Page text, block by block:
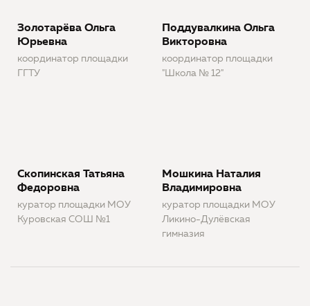
Золотарёва Ольга
Юрьевна
координатор площадки
ГГТУ
Поддувалкина Ольга
Викторовна
координатор площадки
"Школа № 12"
Скопинская Татьяна
Федоровна
куратор площадки МОУ
Куровская СОШ №1
Мошкина Наталия
Владимировна
куратор площадки МОУ
Ликино-Дулёвская
гимназия